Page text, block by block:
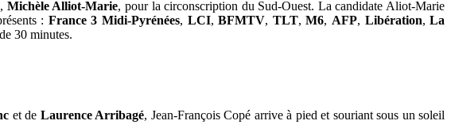
Michèle Alliot-Marie, pour la circonscription du Sud-Ouest. La candidate Aliot-Marie
: France 3 Midi-Pyrénées, LCI,BFMTV, TLT,M6, AFP, Libération,La
30 minutes.
et de Laurence Arribagé, Jean-François Copé arrive à pied et souriant sous un soleil